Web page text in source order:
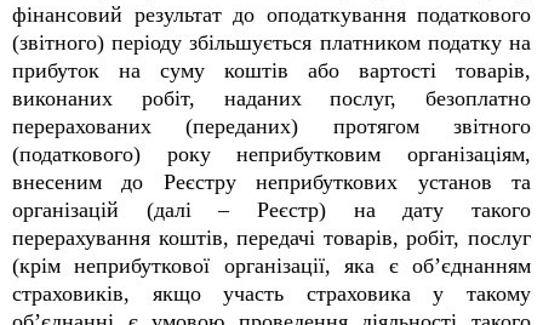
фінансовий результат до оподаткування податкового
(звітного) періоду збільшується платником податку на
прибуток на суму коштів або вартості товарів,
виконаних робіт, наданих послуг, безоплатно
перерахованих (переданих) протягом звітного
(податкового) року неприбутковим організаціям,
внесеним до Реєстру неприбуткових установ та
організацій (далі – Реєстр) на дату такого
перерахування коштів, передачі товарів, робіт, послуг
(крім неприбуткової організації, яка є об’єднанням
страховиків, якщо участь страховика у такому